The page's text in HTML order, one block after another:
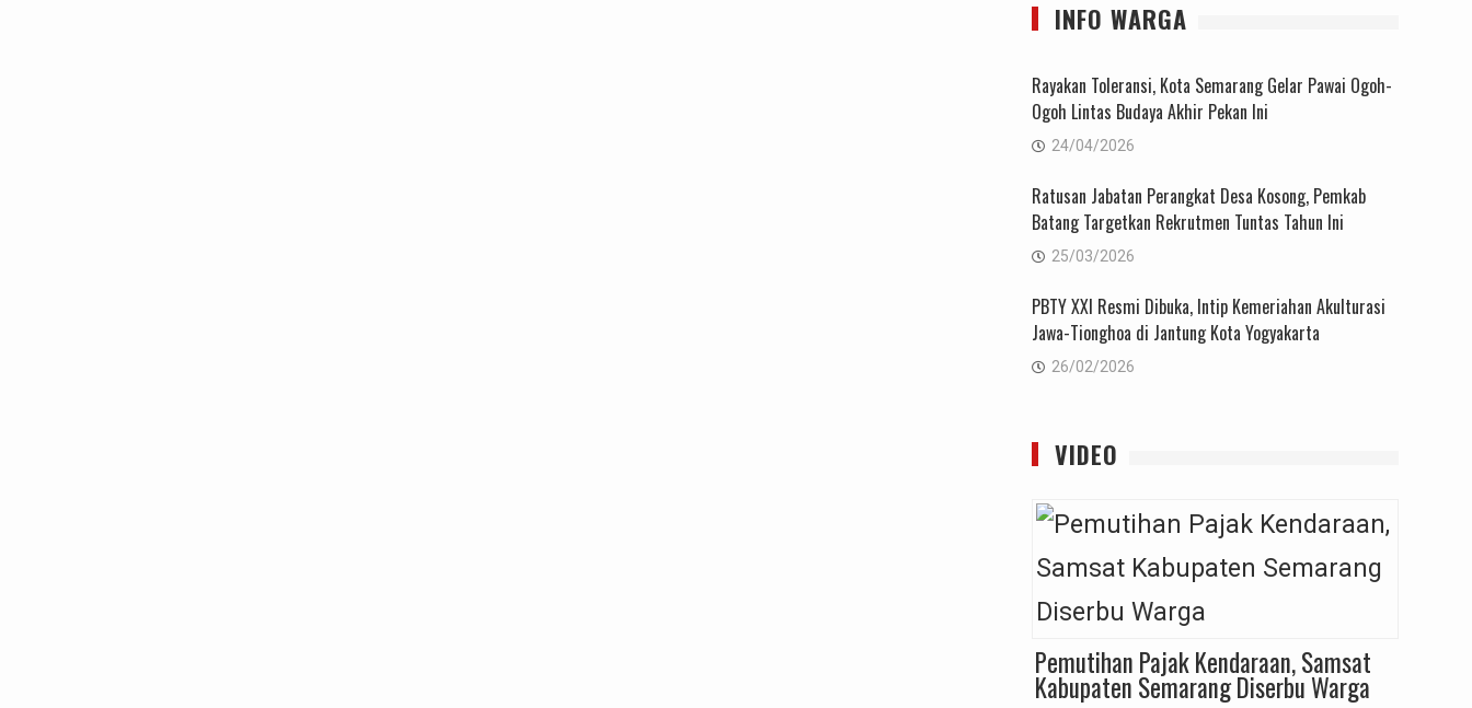
INFO WARGA
Rayakan Toleransi, Kota Semarang Gelar Pawai Ogoh-
Ogoh Lintas Budaya Akhir Pekan Ini
24/04/2026
Ratusan Jabatan Perangkat Desa Kosong, Pemkab
Batang Targetkan Rekrutmen Tuntas Tahun Ini
25/03/2026
PBTY XXI Resmi Dibuka, Intip Kemeriahan Akulturasi
Jawa-Tionghoa di Jantung Kota Yogyakarta
26/02/2026
VIDEO
Pemutihan Pajak Kendaraan, Samsat
Kabupaten Semarang Diserbu Warga